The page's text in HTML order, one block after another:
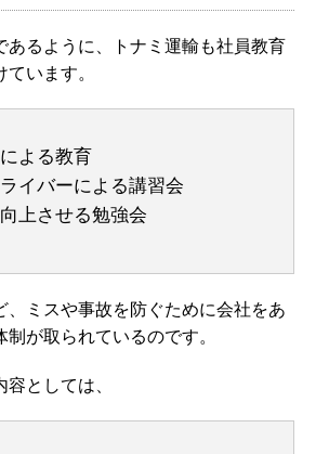
あるように、トナミ運輸も社員教育
います。
よる教育
イバーによる講習会
上させる勉強会
、ミスや事故を防ぐために会社をあ
が取られているのです。
としては、